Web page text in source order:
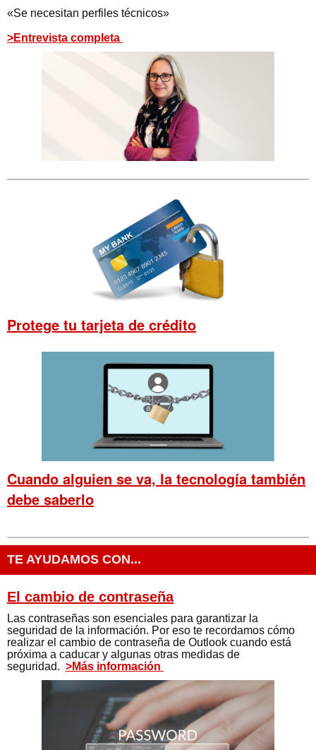
«Se necesitan perfiles técnicos»
>Entrevista completa
Protege tu tarjeta de crédito
Cuando alguien se va, la tecnología también
debe saberlo
TE AYUDAMOS CON...
El cambio de contraseña
Las contraseñas son esenciales para garantizar la
seguridad de la información. Por eso te recordamos cómo
realizar el cambio de contraseña de Outlook cuando está
próxima a caducar y algunas otras medidas de
seguridad. >Más información